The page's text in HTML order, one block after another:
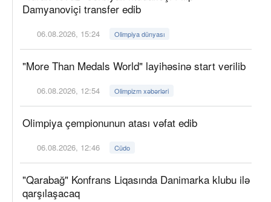
Damyanoviçi transfer edib
06.08.2026, 15:24 Olimpiya dünyası
"More Than Medals World" layihəsinə start verilib
06.08.2026, 12:54 Olimpizm xəbərləri
Olimpiya çempionunun atası vəfat edib
06.08.2026, 12:46 Cüdo
"Qarabağ" Konfrans Liqasında Danimarka klubu ilə
qarşılaşacaq